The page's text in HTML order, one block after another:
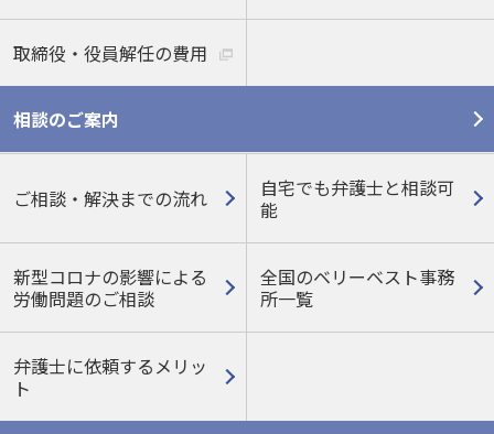
取締役・役員解任の費用
相談のご案内
ご相談・解決までの流れ
自宅でも弁護士と相談可
能
新型コロナの影響による
労働問題のご相談
全国のベリーベスト事務
所一覧
弁護士に依頼するメリッ
ト